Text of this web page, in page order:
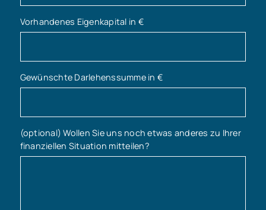
Vorhandenes Eigenkapital in €
Gewünschte Darlehenssumme in €
(optional) Wollen Sie uns noch etwas anderes zu Ihrer
finanziellen Situation mitteilen?